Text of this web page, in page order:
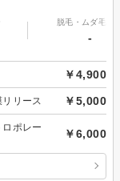
脱毛・ムダ毛処
-
￥4,900
リース ￥5,000
ポレー
￥6,000